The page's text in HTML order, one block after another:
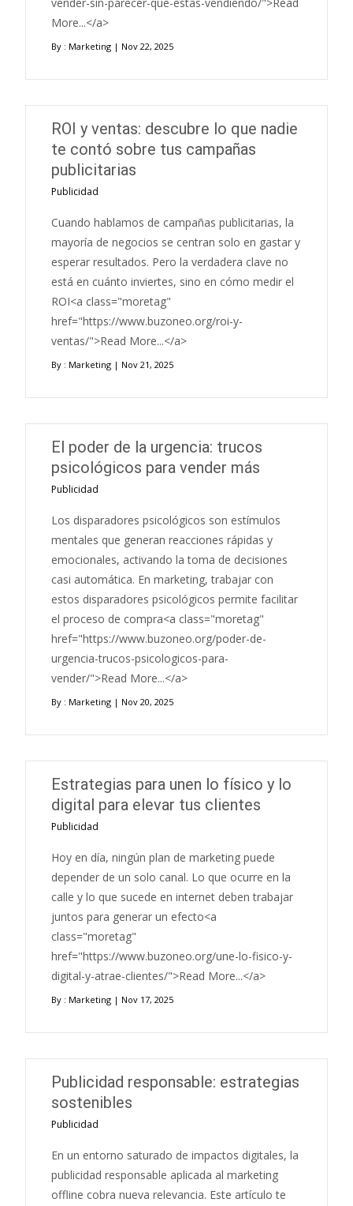
More...</a>
By : Marketing | Nov 22, 2025
ROI y ventas: descubre lo que nadie
te contó sobre tus campañas
publicitarias
Publicidad
Cuando hablamos de campañas publicitarias, la
mayoría de negocios se centran solo en gastar y
esperar resultados. Pero la verdadera clave no
está en cuánto inviertes, sino en cómo medir el
ROI<a class="moretag"
href="https://www.buzoneo.org/roi-y-
ventas/">Read More...</a>
By : Marketing | Nov 21, 2025
El poder de la urgencia: trucos
psicológicos para vender más
Publicidad
Los disparadores psicológicos son estímulos
mentales que generan reacciones rápidas y
emocionales, activando la toma de decisiones
casi automática. En marketing, trabajar con
estos disparadores psicológicos permite facilitar
el proceso de compra<a class="moretag"
href="https://www.buzoneo.org/poder-de-
urgencia-trucos-psicologicos-para-
vender/">Read More...</a>
By : Marketing | Nov 20, 2025
Estrategias para unen lo físico y lo
digital para elevar tus clientes
Publicidad
Hoy en día, ningún plan de marketing puede
depender de un solo canal. Lo que ocurre en la
calle y lo que sucede en internet deben trabajar
juntos para generar un efecto<a
class="moretag"
href="https://www.buzoneo.org/une-lo-fisico-y-
digital-y-atrae-clientes/">Read More...</a>
By : Marketing | Nov 17, 2025
Publicidad responsable: estrategias
sostenibles
Publicidad
En un entorno saturado de impactos digitales, la
publicidad responsable aplicada al marketing
offline cobra nueva relevancia. Este artículo te